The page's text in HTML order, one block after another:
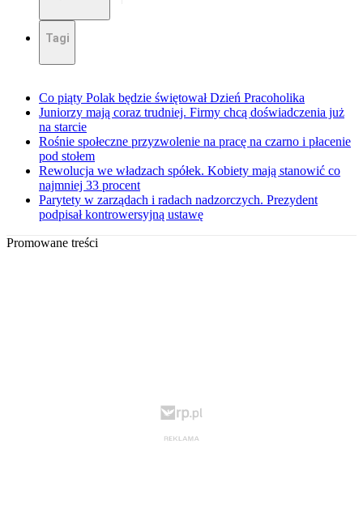
Tagi
Co piąty Polak będzie świętował Dzień Pracoholika
Juniorzy mają coraz trudniej. Firmy chcą doświadczenia już
na starcie
Rośnie społeczne przyzwolenie na pracę na czarno i płacenie
pod stołem
Rewolucja we władzach spółek. Kobiety mają stanowić co
najmniej 33 procent
Parytety w zarządach i radach nadzorczych. Prezydent
podpisał kontrowersyjną ustawę
Promowane treści